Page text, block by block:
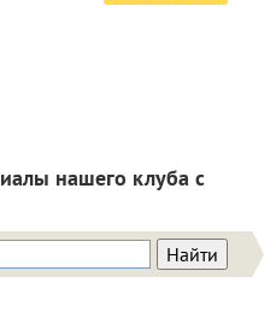
нашего клуба с